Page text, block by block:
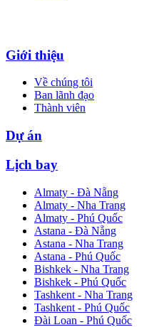
Giới thiệu
Về chúng tôi
Ban lãnh đạo
Thành viên
Dự án
Lịch bay
Almaty - Đà Nẵng
Almaty - Nha Trang
Almaty - Phú Quốc
Astana - Đà Nẵng
Astana - Nha Trang
Astana - Phú Quốc
Bishkek - Nha Trang
Bishkek - Phú Quốc
Tashkent - Nha Trang
Tashkent - Phú Quốc
Đài Loan - Phú Quốc